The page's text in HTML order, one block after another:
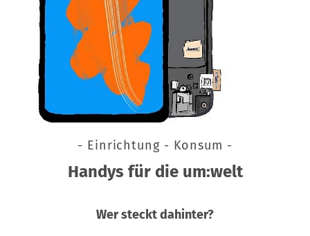
- Einrichtung - Konsum -
Handys für die um:welt
Wer steckt dahinter?